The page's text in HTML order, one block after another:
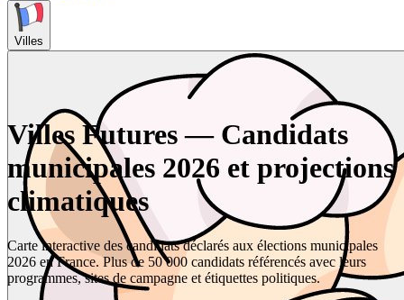
Villes
Villes Futures — Candidats
municipales 2026 et projections
climatiques
Carte interactive des candidats déclarés aux élections municipales
2026 en France. Plus de 50 000 candidats référencés avec leurs
programmes, sites de campagne et étiquettes politiques.